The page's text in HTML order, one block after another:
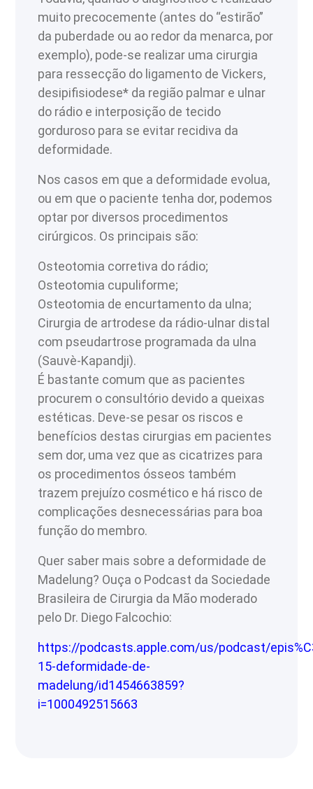
muito precocemente (antes do “estirão”
da puberdade ou ao redor da menarca, por
exemplo), pode-se realizar uma cirurgia
para ressecção do ligamento de Vickers,
desipifisiodese* da região palmar e ulnar
do rádio e interposição de tecido
gorduroso para se evitar recidiva da
deformidade.
Nos casos em que a deformidade evolua,
ou em que o paciente tenha dor, podemos
optar por diversos procedimentos
cirúrgicos. Os principais são:
Osteotomia corretiva do rádio;
Osteotomia cupuliforme;
Osteotomia de encurtamento da ulna;
Cirurgia de artrodese da rádio-ulnar distal
com pseudartrose programada da ulna
(Sauvè-Kapandji).
É bastante comum que as pacientes
procurem o consultório devido a queixas
estéticas. Deve-se pesar os riscos e
benefícios destas cirurgias em pacientes
sem dor, uma vez que as cicatrizes para
os procedimentos ósseos também
trazem prejuízo cosmético e há risco de
complicações desnecessárias para boa
função do membro.
Quer saber mais sobre a deformidade de
Madelung? Ouça o Podcast da Sociedade
Brasileira de Cirurgia da Mão moderado
pelo Dr. Diego Falcochio:
https://podcasts.apple.com/us/podcast/
15-deformidade-de-
madelung/id1454663859?
i=1000492515663